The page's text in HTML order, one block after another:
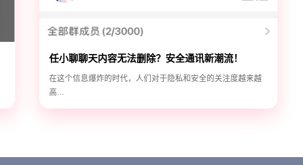
任小聊聊天内容无法删除？安全通讯新潮流！
在这个信息爆炸的时代，人们对于隐私和安全的关注度越来越
高...